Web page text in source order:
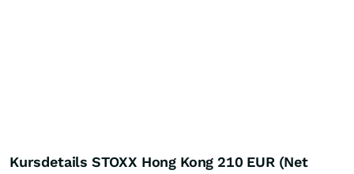
Kursdetails STOXX Hong Kong 210 EUR (Net